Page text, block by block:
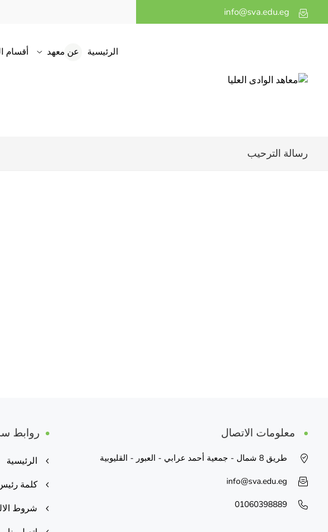
الرئيسية عن معهد أقسام
رسالة الترحيب
معلومات الاتصال
طريق 8 شمال - جمعية أحمد عرابي - العبور - القليوبية
info@sva.edu.eg
01060398889
روابط
الرئيسية
كلمة
شروط